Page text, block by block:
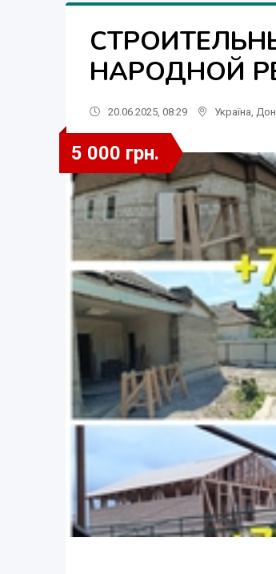
НАРОДНОЙ
20.06.2025, 08:29 Україна
5 000 грн.